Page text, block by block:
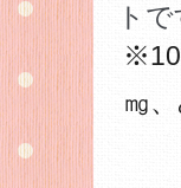
トで
㎎